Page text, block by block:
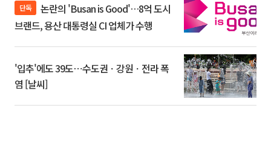
단독
브랜드, 용산 대통령실 CI 업체가 수행
'입추'에도 39도⋯수도권ㆍ강원ㆍ전라 폭
염 [날씨]